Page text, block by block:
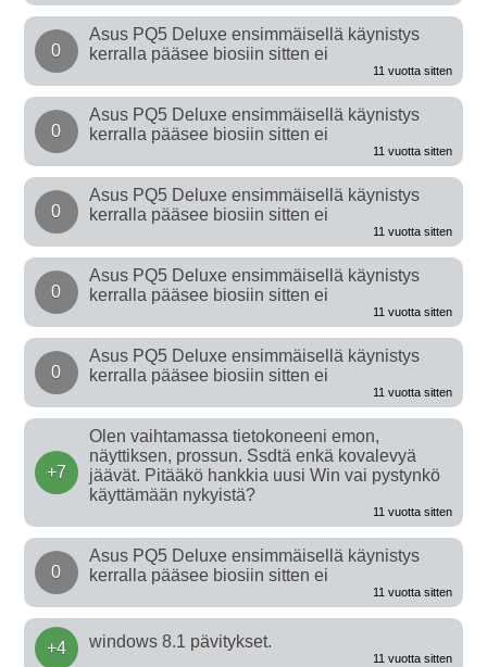
0
Asus PQ5 Deluxe ensimmäisellä käynistys
kerralla pääsee biosiin sitten ei
11 vuotta sitten
0
Asus PQ5 Deluxe ensimmäisellä käynistys
kerralla pääsee biosiin sitten ei
11 vuotta sitten
0
Asus PQ5 Deluxe ensimmäisellä käynistys
kerralla pääsee biosiin sitten ei
11 vuotta sitten
0
Asus PQ5 Deluxe ensimmäisellä käynistys
kerralla pääsee biosiin sitten ei
11 vuotta sitten
0
Asus PQ5 Deluxe ensimmäisellä käynistys
kerralla pääsee biosiin sitten ei
11 vuotta sitten
+7
Olen vaihtamassa tietokoneeni emon,
näyttiksen, prossun. Ssdtä enkä kovalevyä
jäävät. Pitääkö hankkia uusi Win vai pystynkö
käyttämään nykyistä?
11 vuotta sitten
0
Asus PQ5 Deluxe ensimmäisellä käynistys
kerralla pääsee biosiin sitten ei
11 vuotta sitten
+4 windows 8.1 pävitykset.
11 vuotta sitten